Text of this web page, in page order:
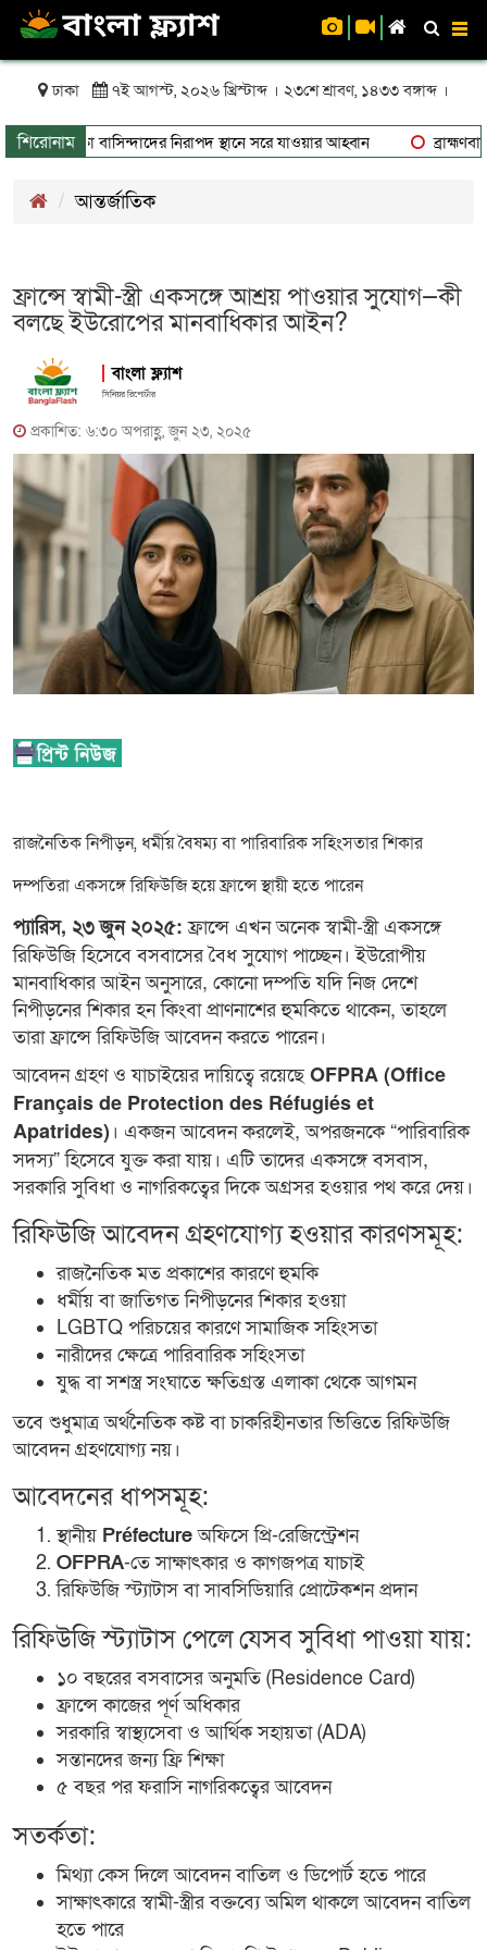
ঢাকা ৭ই আগস্ট, ২০২৬ খ্রিস্টাব্দ । ২৩শে শ্রাবণ, ১৪৩৩ বঙ্গাব্দ ।
শিরোনাম
থাকা বাসিন্দাদের নিরাপদ স্থানে সরে যাওয়ার আহ্বান
আন্তর্জাতিক
ফ্রান্সে স্বামী-স্ত্রী একসঙ্গে আশ্রয় পাওয়ার সুযোগ—কী
বলছে ইউরোপের মানবাধিকার আইন?
বাংলা ফ্ল্যাশ
সিনিয়র রিপোর্টার
প্রকাশিত: ৬:৩০ অপরাহ্ণ, জুন ২৩, ২০২৫
রাজনৈতিক নিপীড়ন, ধর্মীয় বৈষম্য বা পারিবারিক সহিংসতার শিকার
দম্পতিরা একসঙ্গে রিফিউজি হয়ে ফ্রান্সে স্থায়ী হতে পারেন
প্যারিস, ২৩ জুন ২০২৫:ফ্রান্সে এখন অনেক স্বামী-স্ত্রী একসঙ্গে
রিফিউজি হিসেবে বসবাসের বৈধ সুযোগ পাচ্ছেন। ইউরোপীয়
মানবাধিকার আইন অনুসারে, কোনো দম্পতি যদি নিজ দেশে
নিপীড়নের শিকার হন কিংবা প্রাণনাশের হুমকিতে থাকেন, তাহলে
তারা ফ্রান্সে রিফিউজি আবেদন করতে পারেন।
আবেদন গ্রহণ ও যাচাইয়ের দায়িত্বে রয়েছেOFPRA (Office
Français de Protection des Réfugiés et
Apatrides)। একজন আবেদন করলেই, অপরজনকে “পারিবারিক
সদস্য” হিসেবে যুক্ত করা যায়। এটি তাদের একসঙ্গে বসবাস,
সরকারি সুবিধা ও নাগরিকত্বের দিকে অগ্রসর হওয়ার পথ করে দেয়।
রিফিউজি আবেদন গ্রহণযোগ্য হওয়ার কারণসমূহ:
রাজনৈতিক মত প্রকাশের কারণে হুমকি
ধর্মীয় বা জাতিগত নিপীড়নের শিকার হওয়া
LGBTQ পরিচয়ের কারণে সামাজিক সহিংসতা
নারীদের ক্ষেত্রে পারিবারিক সহিংসতা
যুদ্ধ বা সশস্ত্র সংঘাতে ক্ষতিগ্রস্ত এলাকা থেকে আগমন
তবে শুধুমাত্র অর্থনৈতিক কষ্ট বা চাকরিহীনতার ভিত্তিতে রিফিউজি
আবেদন গ্রহণযোগ্য নয়।
আবেদনের ধাপসমূহ:
স্থানীয় Préfectureঅফিসে প্রি-রেজিস্ট্রেশন
OFPRA-তে সাক্ষাৎকার ও কাগজপত্র যাচাই
রিফিউজি স্ট্যাটাস বা সাবসিডিয়ারি প্রোটেকশন প্রদান
রিফিউজি স্ট্যাটাস পেলে যেসব সুবিধা পাওয়া যায়:
১০ বছরের বসবাসের অনুমতি (Residence Card)
ফ্রান্সে কাজের পূর্ণ অধিকার
সরকারি স্বাস্থ্যসেবা ও আর্থিক সহায়তা (ADA)
সন্তানদের জন্য ফ্রি শিক্ষা
৫ বছর পর ফরাসি নাগরিকত্বের আবেদন
সতর্কতা:
মিথ্যা কেস দিলে আবেদন বাতিল ও ডিপোর্ট হতে পারে
সাক্ষাৎকারে স্বামী-স্ত্রীর বক্তব্যে অমিল থাকলে আবেদন বাতিল
হতে পারে